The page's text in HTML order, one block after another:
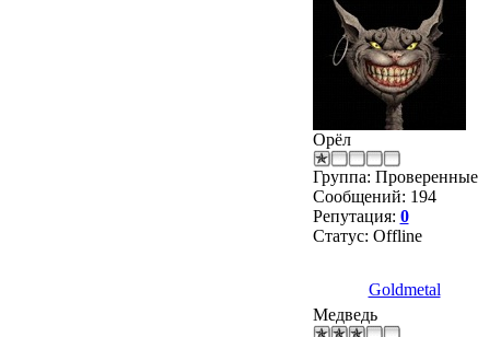
Орёл
Группа: Проверенные
Сообщений: 194
Репутация: 0
Статус: Offline
Goldmetal
Медведь